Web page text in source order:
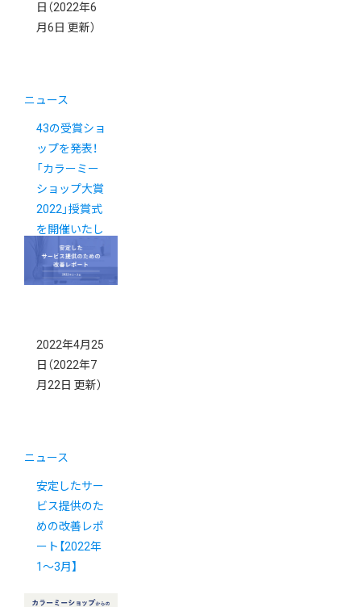
日 （2022年6
月6日 更新）
ニュース
43の受賞ショ
ップを発表！
「カラーミー
ショップ大賞
2022」授賞式
を開催いたし
ました
2022年4月25
日 （2022年7
月22日 更新）
ニュース
安定したサー
ビス提供のた
めの改善レポ
ート【2022年
1〜3月】